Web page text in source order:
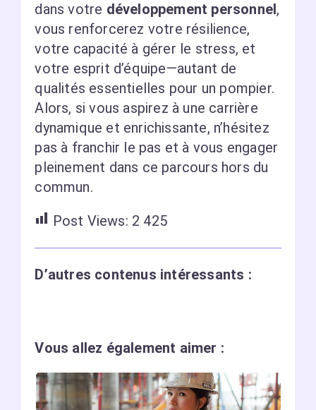
dans votre développement personnel ,
vous renforcerez votre résilience,
votre capacité à gérer le stress, et
votre esprit d’équipe—autant de
qualités essentielles pour un pompier.
Alors, si vous aspirez à une carrière
dynamique et enrichissante, n’hésitez
pas à franchir le pas et à vous engager
pleinement dans ce parcours hors du
commun.
Post Views: 2 425
D’autres contenus intéressants :
Vous allez également aimer :